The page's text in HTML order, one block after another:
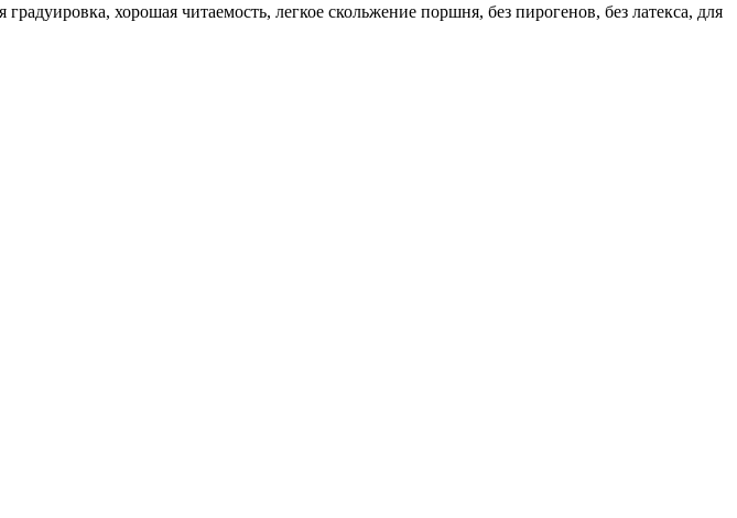
хорошая читаемость, легкое скольжение поршня, без пирогенов, без латекса, для